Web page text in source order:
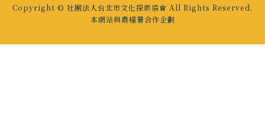
Copyright © 社團法人台北市文化探索協會 All Rights Reserved.
本網站與農糧署合作企劃